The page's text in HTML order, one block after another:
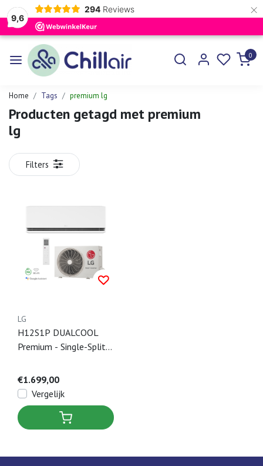
9,6
294 Reviews ×
0
Home Tags premium lg
Producten getagd met premium
lg
Filters
LG
H12S1P DUALCOOL
Premium - Single-Split
kW
€1.699,00
Vergelijk